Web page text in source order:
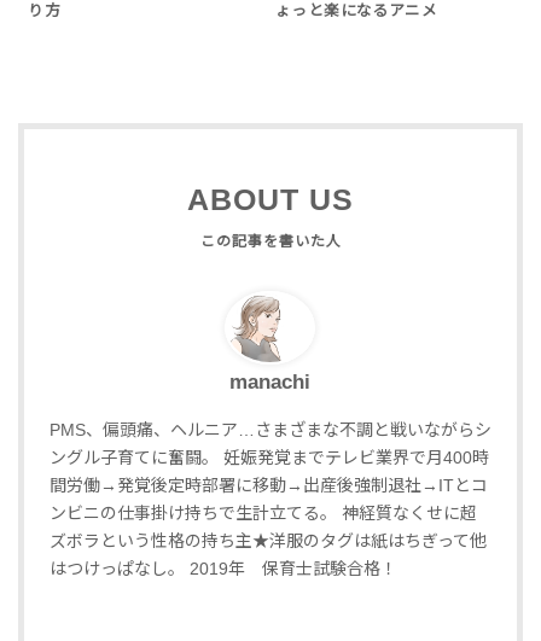
り方
ょっと楽になるアニメ
ABOUT US
manachi
PMS、偏頭痛、ヘルニア…さまざまな不調と戦いながらシ
ングル子育てに奮闘。 妊娠発覚までテレビ業界で月400時
間労働→発覚後定時部署に移動→出産後強制退社→ITとコ
ンビニの仕事掛け持ちで生計立てる。
神経質なくせに超
ズボラという性格の持ち主★洋服のタグは紙はちぎって他
はつけっぱなし。 2019年 保育士試験合格！